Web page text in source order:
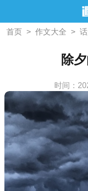
首页 > 作文大全 >
除
时间：